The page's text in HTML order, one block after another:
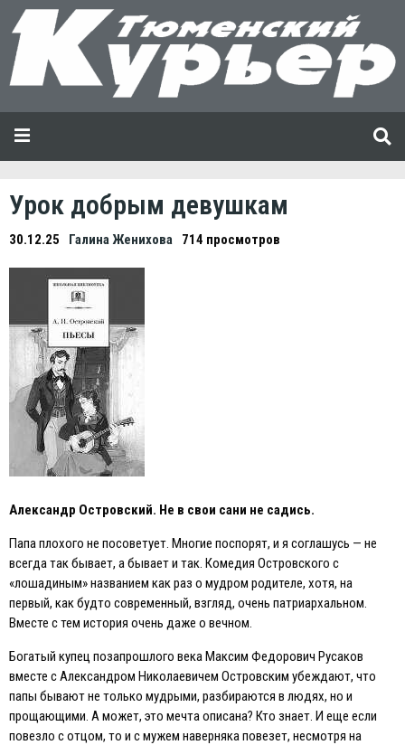
Урок добрым девушкам
30.12.25 Галина Женихова 714 просмотров
Александр Островский. Не в свои сани не садись.
Папа плохого не посоветует. Многие поспорят, и я соглашусь — не
всегда так бывает, а бывает и так. Комедия Островского с
«лошадиным» названием как раз о мудром родителе, хотя, на
первый, как будто современный, взгляд, очень патриархальном.
Вместе с тем история очень даже о вечном.
Богатый купец позапрошлого века Максим Федорович Русаков
вместе с Александром Николаевичем Островским убеждают, что
папы бывают не только мудрыми, разбираются в людях, но и
прощающими. А может, это мечта описана? Кто знает. И еще если
повезло с отцом, то и с мужем наверняка повезет, несмотря на